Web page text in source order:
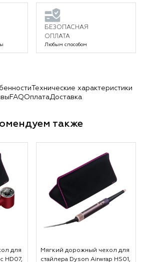
БЕЗОПАСНАЯ
ОПЛАТА
Любым способом
Технические характеристики
FAQОплатаДоставка
также
для
HD07,
Мягкий дорожный чехол для
стайлера Dyson Airwrap HS01,